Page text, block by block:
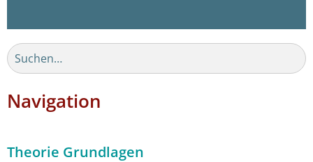
Navigation
Theorie Grundlagen